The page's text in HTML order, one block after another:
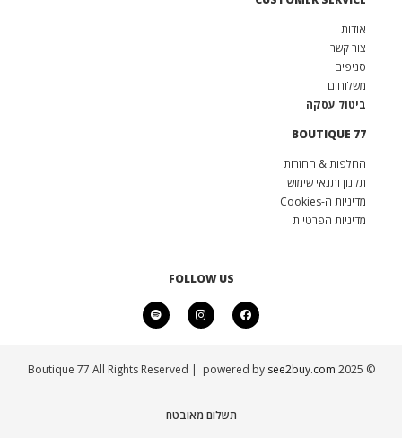
אודות
צור קשר
סניפים
משלוחים
ביטול עסקה
BOUTIQUE 77
החלפות & החזרות
תקנון ותנאי שימוש
מדיניות ה-Cookies
מדיניות הפרטיות
FOLLOW US
תשלום מאובטח
© 2025 Boutique 77 All Rights Reserved | powered by
see2buy.com